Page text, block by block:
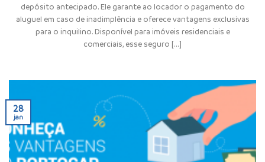
depósito antecipado. Ele garante ao locador o pagamento do
aluguel em caso de inadimplência e oferece vantagens exclusivas
para o inquilino. Disponível para imóveis residenciais e
comerciais, esse seguro [...]
28
jan